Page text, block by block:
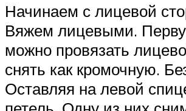
Начинаем с лицевой
Вяжем лицевыми.
можно провязать
снять как кромочную.
Оставляя на левой